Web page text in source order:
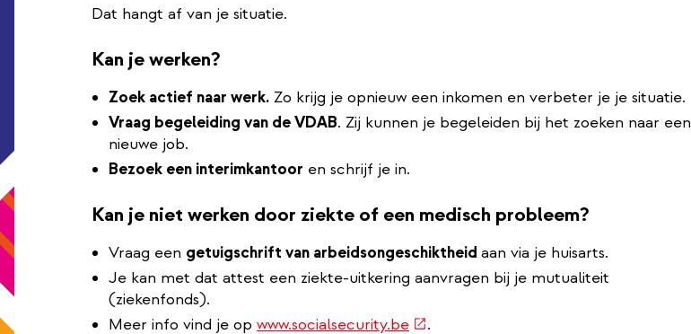
Dat hangt af van je situatie.
Kan je werken?
Zoek actief naar werk. Zo krijg je opnieuw een inkomen en verbeter je je situatie.
Vraag begeleiding van de VDAB. Zij kunnen je begeleiden bij het zoeken naar een
nieuwe job.
Bezoek een interimkantoor en schrijf je in.
Kan je niet werken door ziekte of een medisch probleem?
Vraag een getuigschrift van arbeidsongeschiktheid aan via je huisarts.
Je kan met dat attest een ziekte-uitkering aanvragen bij je mutualiteit
(ziekenfonds).
Meer info vind je op www.socialsecurity.be(externe
.